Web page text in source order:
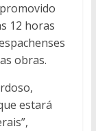
12 horas
obras.
estará